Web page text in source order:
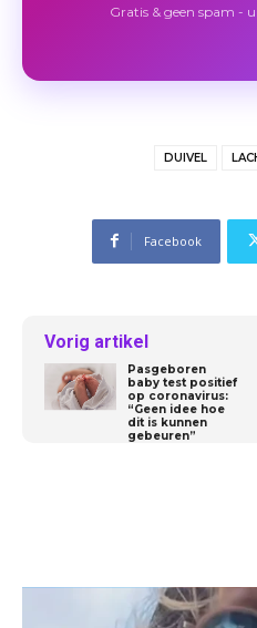
Gratis & geen spam -
DUIVEL
Facebook
Vorig artikel
Pasgeboren
baby test positief
op coronavirus:
“Geen idee hoe
dit is kunnen
gebeuren”